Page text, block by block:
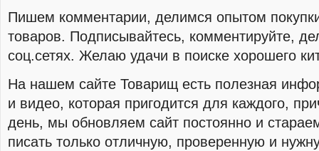
Пишем комментарии, делимся опытом
товаров. Подписывайтесь, комментируйте,
соц.сетях. Желаю удачи в поиске хорошего
На нашем сайте Товарищ есть полезная
и видео, которая пригодится для каждого,
день, мы обновляем сайт постоянно и
писать только отличную, проверенную и